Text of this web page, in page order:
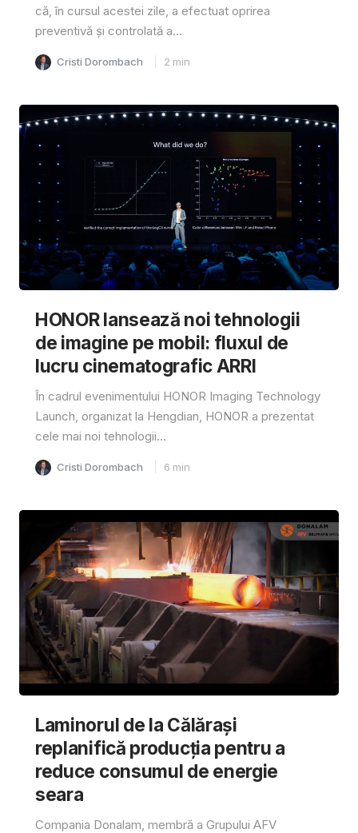
că, în cursul acestei zile, a efectuat oprirea
preventivă și controlată a...
Cristi Dorombach 2 min
HONOR lansează noi tehnologii
de imagine pe mobil: fluxul de
lucru cinematografic ARRI
În cadrul evenimentului HONOR Imaging Technology
Launch, organizat la Hengdian, HONOR a prezentat
cele mai noi tehnologii...
Cristi Dorombach 6 min
Laminorul de la Călărași
replanifică producția pentru a
reduce consumul de energie
seara
Compania Donalam, membră a Grupului AFV